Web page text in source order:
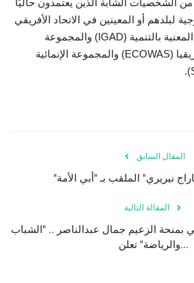
المواطن العالمي
الشركاء
لبلدهم أو المعينين في الاتحاد الأفريقي
والهيئة الحكومية الدولية المعنية بالتنمية (IGAD) والمجموعة
الاقتصادية لدول غرب أفريقيا (ECOWAS) والمجموعة الإنمائية
المقال السابق
المقالة التالية
بمنحة الزعيم جمال عبدالناصر .. "الشباب
والرياضة" تعلن...